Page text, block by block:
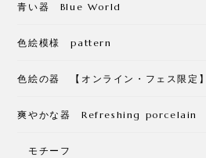
青い器 Blue World
色絵模様 pattern
色絵の器 【オンライン・フェス限定】
爽やかな器 Refreshing porcelain
モチーフ